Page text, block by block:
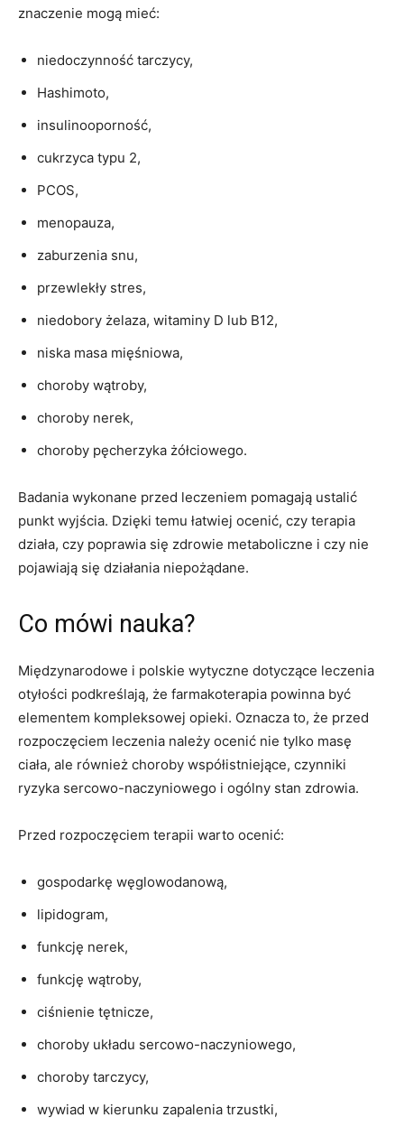
znaczenie mogą mieć:
niedoczynność tarczycy,
Hashimoto,
insulinooporność,
cukrzyca typu 2,
PCOS,
menopauza,
zaburzenia snu,
przewlekły stres,
niedobory żelaza, witaminy D lub B12,
niska masa mięśniowa,
choroby wątroby,
choroby nerek,
choroby pęcherzyka żółciowego.
Badania wykonane przed leczeniem pomagają ustalić
punkt wyjścia. Dzięki temu łatwiej ocenić, czy terapia
działa, czy poprawia się zdrowie metaboliczne i czy nie
pojawiają się działania niepożądane.
Co mówi nauka?
Międzynarodowe i polskie wytyczne dotyczące leczenia
otyłości podkreślają, że farmakoterapia powinna być
elementem kompleksowej opieki. Oznacza to, że przed
rozpoczęciem leczenia należy ocenić nie tylko masę
ciała, ale również choroby współistniejące, czynniki
ryzyka sercowo-naczyniowego i ogólny stan zdrowia.
Przed rozpoczęciem terapii warto ocenić:
gospodarkę węglowodanową,
lipidogram,
funkcję nerek,
funkcję wątroby,
ciśnienie tętnicze,
choroby układu sercowo-naczyniowego,
choroby tarczycy,
wywiad w kierunku zapalenia trzustki,